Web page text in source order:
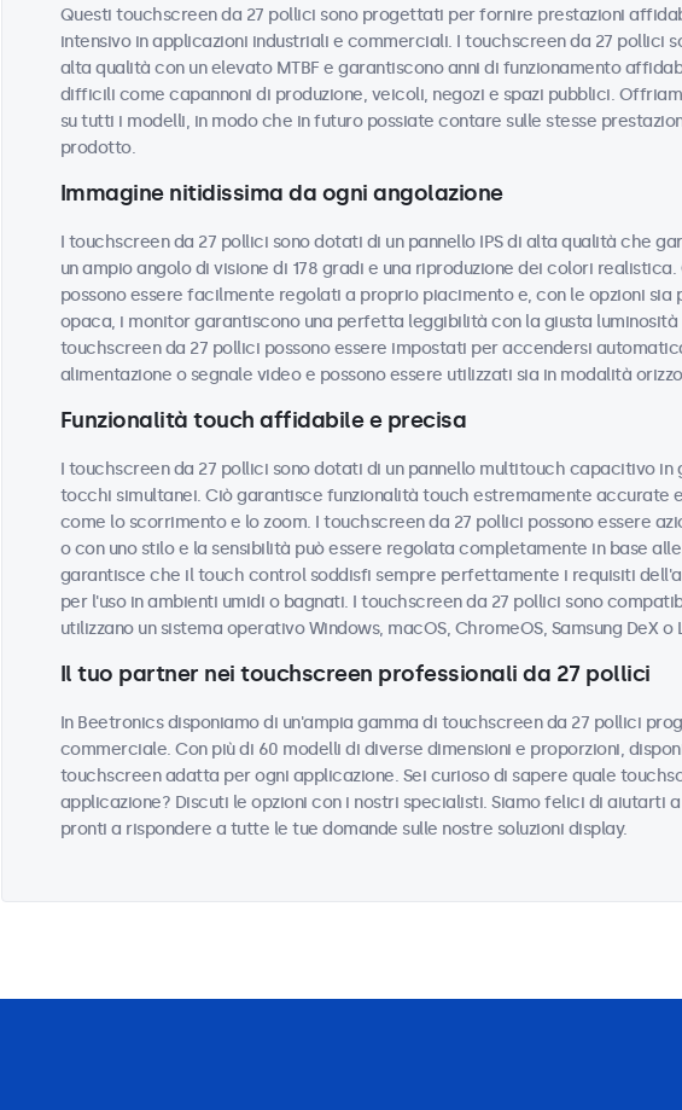
Questi touchscreen da 27 pollici sono progettati per fornire prestazioni
intensivo in applicazioni industriali e commerciali. I touchscreen da 27 pollici
alta qualità con un elevato MTBF e garantiscono anni di funzionamento
difficili come capannoni di produzione, veicoli, negozi e spazi pubblici.
su tutti i modelli, in modo che in futuro possiate contare sulle stesse
prodotto.
Immagine nitidissima da ogni angolazione
I touchscreen da 27 pollici sono dotati di un pannello IPS di alta qualità che
un ampio angolo di visione di 178 gradi e una riproduzione dei colori
possono essere facilmente regolati a proprio piacimento e, con le opzioni sia
opaca, i monitor garantiscono una perfetta leggibilità con la giusta luminosità
touchscreen da 27 pollici possono essere impostati per accendersi
alimentazione o segnale video e possono essere utilizzati sia in modalità
Funzionalità touch affidabile e precisa
I touchscreen da 27 pollici sono dotati di un pannello multitouch capacitivo in
tocchi simultanei. Ciò garantisce funzionalità touch estremamente accurate
come lo scorrimento e lo zoom. I touchscreen da 27 pollici possono essere
o con uno stilo e la sensibilità può essere regolata completamente in base
garantisce che il touch control soddisfi sempre perfettamente i requisiti
per l'uso in ambienti umidi o bagnati. I touchscreen da 27 pollici sono
utilizzano un sistema operativo Windows, macOS, ChromeOS, Samsung DeX o
Il tuo partner nei touchscreen professionali da 27 pollici
In Beetronics disponiamo di un'ampia gamma di touchscreen da 27 pollici
commerciale. Con più di 60 modelli di diverse dimensioni e proporzioni,
touchscreen adatta per ogni applicazione. Sei curioso di sapere quale
applicazione? Discuti le opzioni con i nostri specialisti. Siamo felici di aiutarti
pronti a rispondere a tutte le tue domande sulle nostre soluzioni display.